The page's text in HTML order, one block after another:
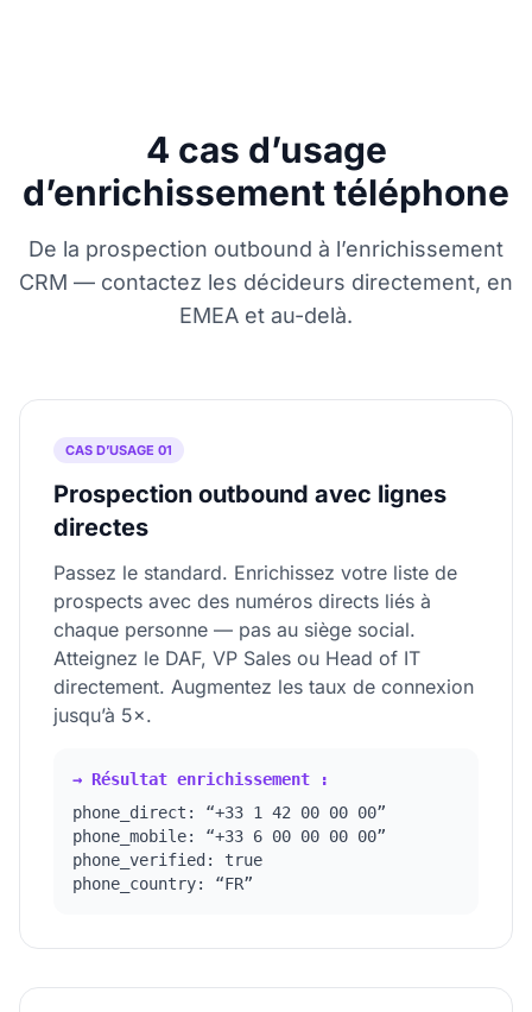
4 cas d’usage
d’enrichissement téléphone
De la prospection outbound à l’enrichissement
CRM — contactez les décideurs directement, en
EMEA et au-delà.
CAS D’USAGE 01
Prospection outbound avec lignes
directes
Passez le standard. Enrichissez votre liste de
prospects avec des numéros directs liés à
chaque personne — pas au siège social.
Atteignez le DAF, VP Sales ou Head of IT
directement. Augmentez les taux de connexion
jusqu’à 5×.
→ Résultat enrichissement :
phone_direct: “+33 1 42 00 00 00”
phone_mobile: “+33 6 00 00 00 00”
phone_verified: true
phone_country: “FR”